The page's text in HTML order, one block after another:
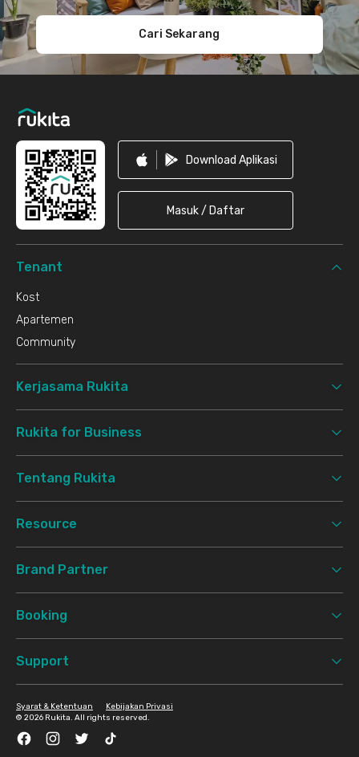
Cari Sekarang
Download Aplikasi
Masuk / Daftar
Tenant
Kost
Apartemen
Community
Kerjasama Rukita
Rukita for Business
Tentang Rukita
Resource
Brand Partner
Booking
Support
© 2026 Rukita. All rights reserved.
Syarat & Ketentuan Kebijakan Privasi
FacebookInstagramTwitter TikTok